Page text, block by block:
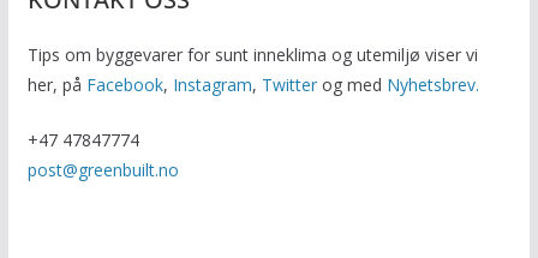
Tips om byggevarer for sunt inneklima og utemiljø viser vi
her, på Facebook, Instagram, Twitterog med Nyhetsbrev.
+47 47847774
post@greenbuilt.no